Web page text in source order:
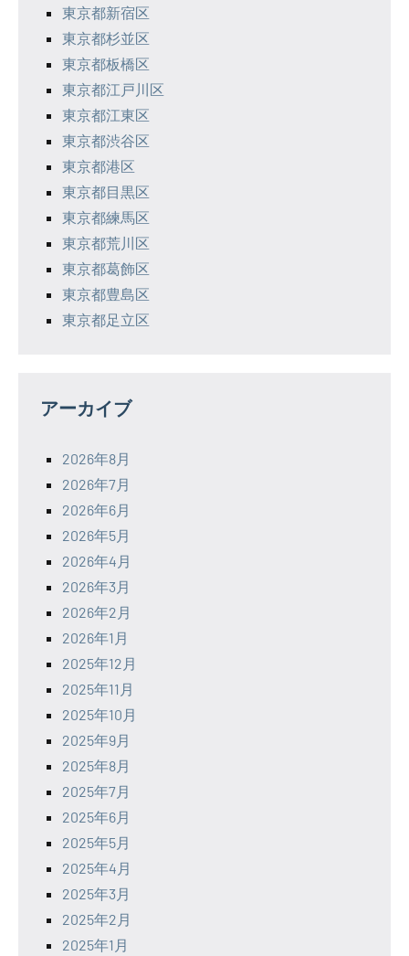
東京都新宿区
東京都杉並区
東京都板橋区
東京都江戸川区
東京都江東区
東京都渋谷区
東京都港区
東京都目黒区
東京都練馬区
東京都荒川区
東京都葛飾区
東京都豊島区
東京都足立区
アーカイブ
2026年8月
2026年7月
2026年6月
2026年5月
2026年4月
2026年3月
2026年2月
2026年1月
2025年12月
2025年11月
2025年10月
2025年9月
2025年8月
2025年7月
2025年6月
2025年5月
2025年4月
2025年3月
2025年2月
2025年1月